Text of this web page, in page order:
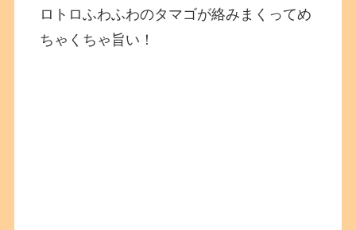
ロトロふわふわのタマゴが絡みまくってめ
ちゃくちゃ旨い！